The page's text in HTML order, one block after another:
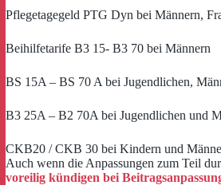
Pflegetagegeld PTG Dyn bei Männern,
Beihilfetarife B3 15- B3 70 bei Männern
BS 15A – BS 70 A bei Jugendlichen,
B3 25A – B2 70A bei Jugendlichen und
CKB20 / CKB 30 bei Kindern und
Auch wenn die Anpassungen zum Teil
voreilig kündigen bei